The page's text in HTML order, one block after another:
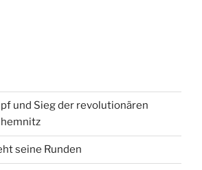
und Sieg der revolutionären
seine Runden